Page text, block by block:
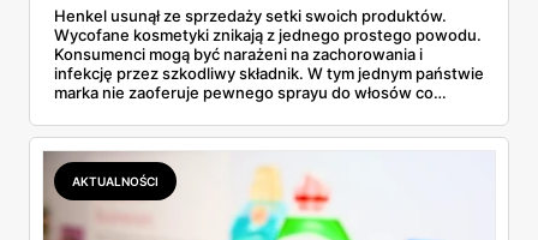
Henkel usunął ze sprzedaży setki swoich produktów.
Wycofane kosmetyki znikają z jednego prostego powodu.
Konsumenci mogą być narażeni na zachorowania i
infekcję przez szkodliwy składnik. W tym jednym państwie
marka nie zaoferuje pewnego sprayu do włosów co
AKTUALNOŚCI